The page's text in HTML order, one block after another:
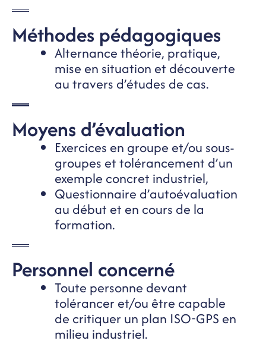
Méthodes pédagogiques
Alternance théorie, pratique,
mise en situation et découverte
au travers d’études de cas.
Moyens d’évaluation
Exercices en groupe et/ou sous-
groupes et tolérancement d’un
exemple concret industriel,
Questionnaire d’autoévaluation
au début et en cours de la
formation.
Personnel concerné
Toute personne devant
tolérancer et/ou être capable
de critiquer un plan ISO-GPS en
milieu industriel.